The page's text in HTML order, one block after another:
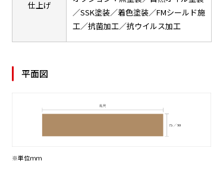
仕上げ
／SSK塗装／着色塗装／FMシールド施
工／抗菌加工／抗ウイルス加工
平面図
※単位ｍｍ